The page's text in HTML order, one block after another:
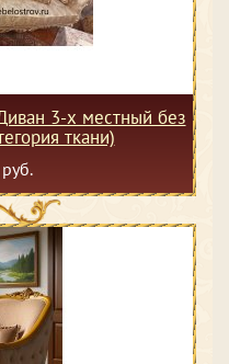
3-х местный без
(10 категория ткани)